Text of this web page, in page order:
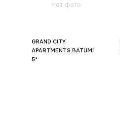
Нет фото
GRAND CITY
APARTMENTS BATUMI
5*